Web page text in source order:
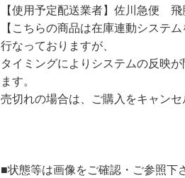
【使用予定配送業者】佐川急便
【こちらの商品は在庫連動システ
行なっておりますが、
タイミングによりシステムの反映
ます。
売切れの場合は、ご購入をキャン
■状態等は画像をご確認・ご参照下